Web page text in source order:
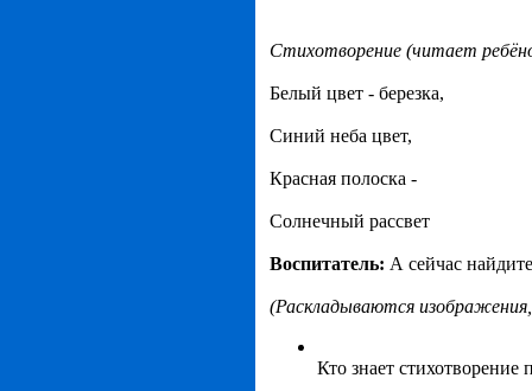
Стихотворение (читает
Белый цвет - березка,
Синий неба цвет,
Красная полоска -
Солнечный рассвет
Воспитатель: А сейчас
(Раскладываются
Кто знает стихотворение